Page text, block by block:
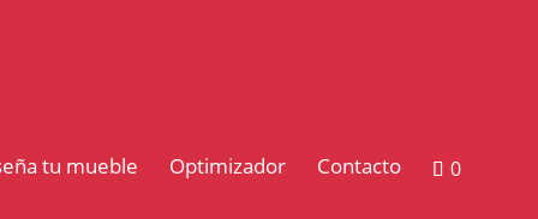
tu mueble Optimizador Contacto
0